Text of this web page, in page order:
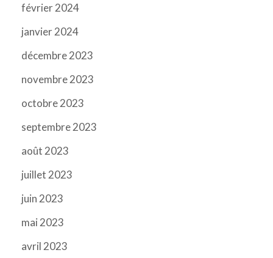
février 2024
janvier 2024
décembre 2023
novembre 2023
octobre 2023
septembre 2023
août 2023
juillet 2023
juin 2023
mai 2023
avril 2023